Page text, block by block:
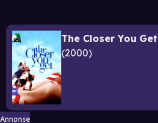
The Closer You Get
2000
Annonse